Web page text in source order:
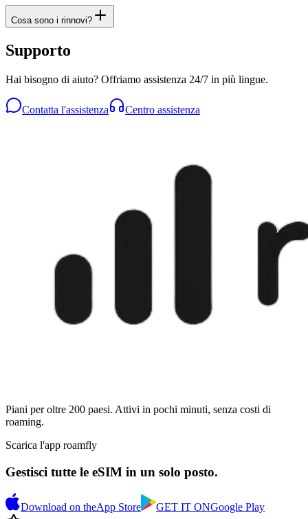
Cosa sono i rinnovi?
Supporto
Hai bisogno di aiuto? Offriamo assistenza 24/7 in più lingue.
Contatta l'assistenza Centro assistenza
Piani per oltre 200 paesi. Attivi in pochi minuti, senza costi di
roaming.
Scarica l'app roamfly
Gestisci tutte le eSIM in un solo posto.
Download on theApp Store GET IT ONGoogle Play